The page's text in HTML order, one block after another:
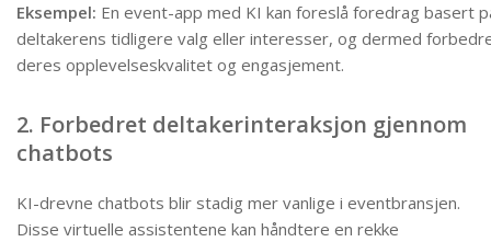
Eksempel: En event-app med KI kan foreslå foredrag basert
deltakerens tidligere valg eller interesser, og dermed
deres opplevelseskvalitet og engasjement.
2. Forbedret deltakerinteraksjon gjennom
chatbots
KI-drevne chatbots blir stadig mer vanlige i eventbransjen.
Disse virtuelle assistentene kan håndtere en rekke